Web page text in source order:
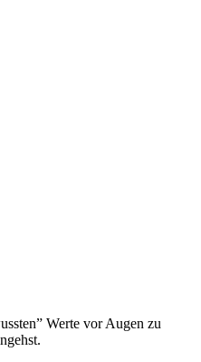
Werte vor Augen zu